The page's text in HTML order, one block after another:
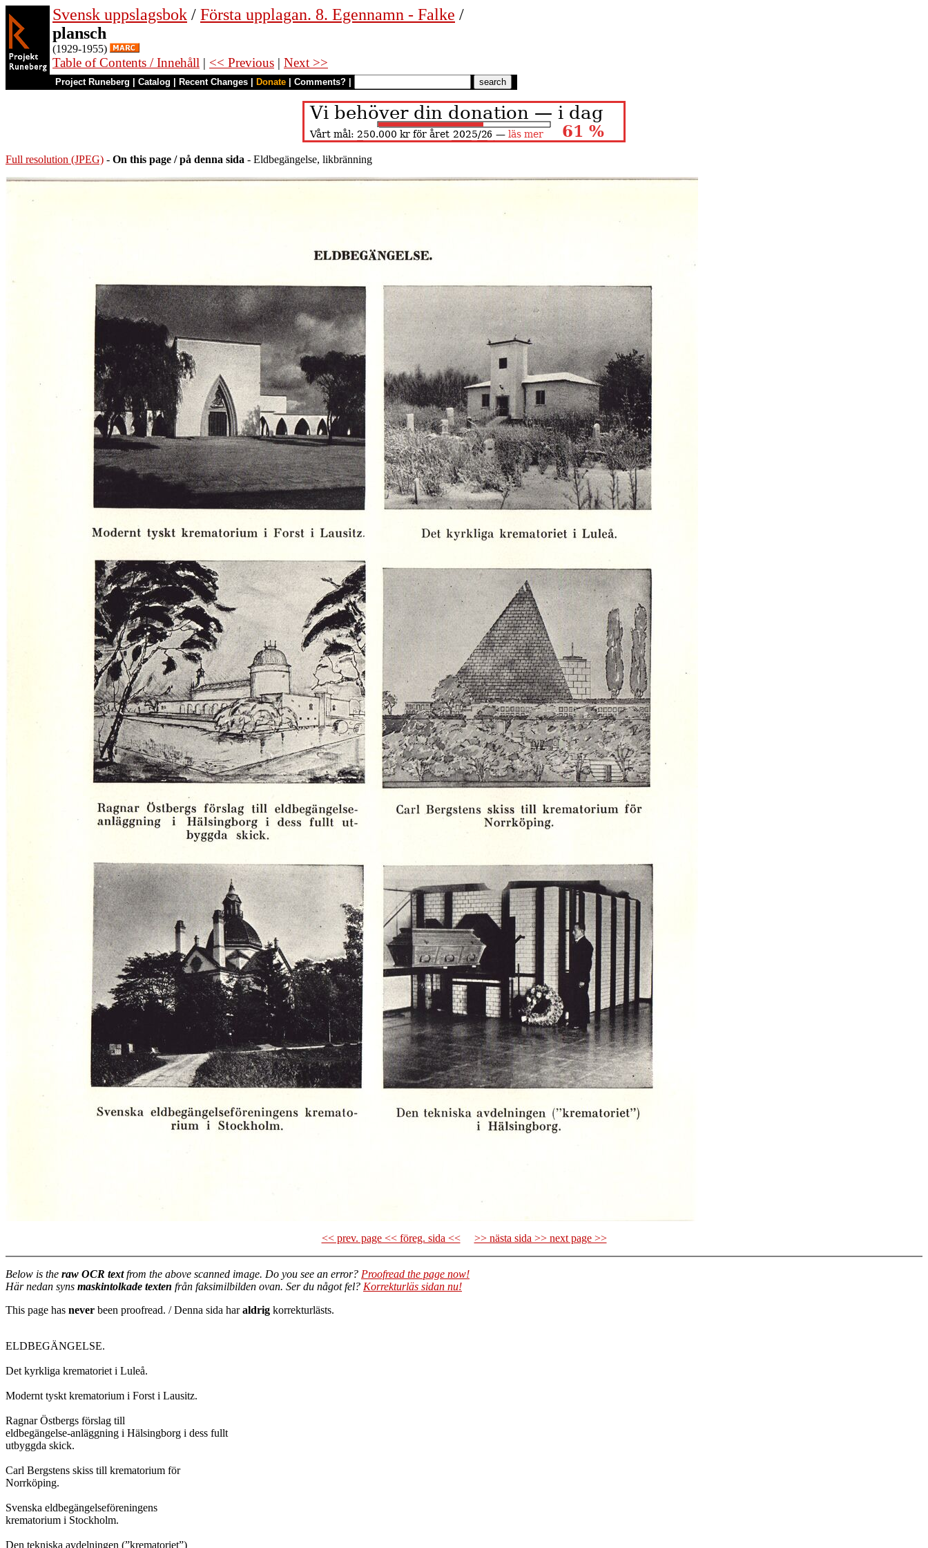
Svensk uppslagsbok / Första upplagan. 8. Egennamn - Falke /
plansch
(1929-1955)
Table of Contents / Innehåll | << Previous | Next >>
Project Runeberg Catalog Recent Changes Donate Comments?
Full resolution (JPEG) - On this page / på denna sida - Eldbegängelse, likbränning
<< prev. page << föreg. sida << >> nästa sida >> next page >>
Below is the raw OCR textfrom the above scanned image. Do you see an error? Proofread the page now!
Här nedan syns maskintolkade texten från faksimilbilden ovan. Ser du något fel? Korrekturläs sidan nu!
This page has never been proofread. / Denna sida haraldrig korrekturlästs.
ELDBEGÄNGELSE.
Det kyrkliga krematoriet i Luleå.
Modernt tyskt krematorium i Forst i Lausitz.
Ragnar Östbergs förslag till
eldbegängelse-anläggning i Hälsingborg i dess fullt
utbyggda skick.
Carl Bergstens skiss till krematorium för
Norrköping.
Svenska eldbegängelseföreningens
krematorium i Stockholm.
Den tekniska avdelningen (”krematoriet”)